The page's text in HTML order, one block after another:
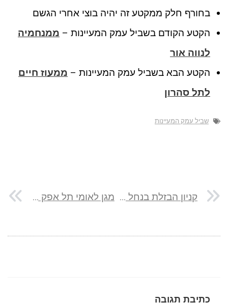
בחורף חלק ממקטע זה יהיה בוצי אחרי הגשם
הקטע הקודם בשביל עמק המעיינות – ממנחמיה
לנווה אור
הקטע הבא בשביל עמק המעיינות – ממעוז חיים
לתל סהרון
שביל עמק המעיינות
קניון הבזלת בנחל חרוד מגן לאומי תל אפק לתל אביב על שביל ישראל
כתיבת תגובה